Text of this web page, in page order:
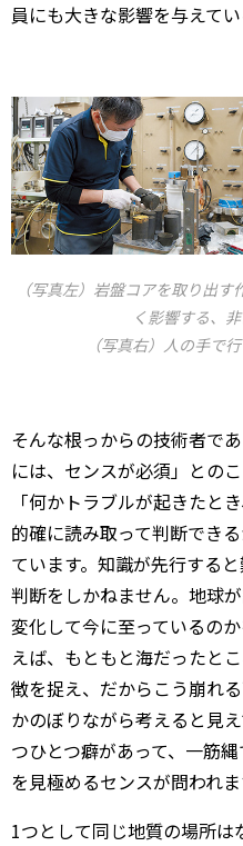
員にも大きな影響を与えてい
（写真左）岩盤コアを取り出
く影響する、
（写真右）人の手で
そんな根っからの技術者で
には、センスが必須」とのこ
「何かトラブルが起きたと
的確に読み取って判断でき
ています。知識が先行する
判断をしかねません。地球
変化して今に至っているの
えば、もともと海だったと
徴を捉え、だからこう崩れ
かのぼりながら考えると見
つひとつ癖があって、一筋
を見極めるセンスが問われま
1つとして同じ地質の場所